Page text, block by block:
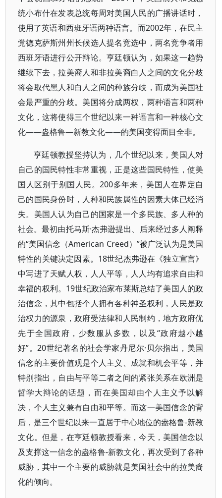
统小布什在发表总统每周对美国人民的广播讲话时，
使用了英语和西班牙语两种语言。而2002年，在民主
党德克萨斯州州长候选人提名竞选中，两名竞争者用
西班牙语进行公开辩论。亨廷顿认为，如果这一趋势
继续下去，拉美裔人和非拉美裔白人之间的文化分歧
将会取代黑人和白人之间的种族分歧，而成为美国社
会最严重的分歧。美国将分成两杈，两种语言和两种
文化，这将使得三个世纪以来一种语言和一种核心文
化——盎格鲁—新教文化——的美国变得面目全非。
亨廷顿教授坚持认为，几个世纪以来，美国人对
自己的国民特性非常重视，正是这些国民特性，使美
国人区别于别国人民。200多年来，美国人在界定自
己的国民身份时，人种和民族属性的因素大体已经消
失。美国人认为自己的国家是一个多民族、多人种的
社会。最初由托马斯·杰弗逊提出、后来经过多人阐释
的“美国信念（American Creed）”被广泛认为是美国
特性的关键决定因素。18世纪杰弗逊在《独立宣言》
中写进了天赋人权，人人平等，人人均有追求自由和
幸福的权利。19世纪政治家布莱斯总结了美国人的政
治信念，其中包括个人拥有各种神圣权利，人民是政
治权力的源泉，政府受法律和人民制约，地方政府优
先于全国政府，少数服从多数，以及“政府越小越
好”。20世纪著名的社会学家丹尼尔·贝尔指出，美国
信念的主要价值观是个人主义、成就和机会平等，并
特别指出，自由与平等二者之间的紧张关系在欧洲是
哲学大辩论的话题，而在美国却由个人主义予以解
决，个人主义兼有自由和平等。而这一美国信念的背
后，是三个世纪以来一直居于中心地位的盎格鲁-新教
文化。但是，在亨廷顿教授看来，今天，美国信念以
及支撑这一信念的盎格鲁-新教文化，再次受到了各种
威胁，其中一个主要的威胁就是美国社会中的拉美裔
化的倾向。